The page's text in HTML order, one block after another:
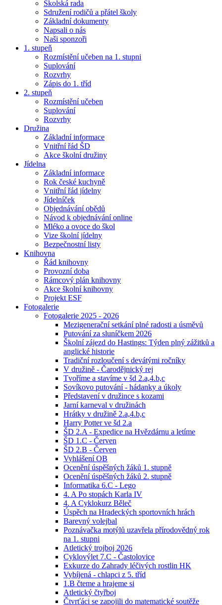
Školská rada
Sdružení rodičů a přátel školy
Základní dokumenty
Napsali o nás
Naši sponzoři
1. stupeň
Rozmístění učeben na 1. stupni
Suplování
Rozvrhy
Zápis do 1. tříd
2. stupeň
Rozmístění učeben
Suplování
Rozvrhy
Družina
Základní informace
Vnitřní řád ŠD
Akce školní družiny
Jídelna
Základní informace
Rok české kuchyně
Vnitřní řád jídelny
Jídelníček
Objednávání obědů
Návod k objednávání online
Mléko a ovoce do škol
Vize školní jídelny
Bezpečnostní listy
Knihovna
Řád knihovny
Provozní doba
Rámcový plán knihovny
Akce školní knihovny
Projekt ESF
Fotogalerie
Fotogalerie 2025 - 2026
Mezigenerační setkání plné radosti a úsměvů
Putování za sluníčkem 2026
Školní zájezd do Hastings: Týden plný zážitků a
anglické historie
Tradiční rozloučení s devátými ročníky
V družině - Čarodějnický rej
Tvoříme a stavíme v šd 2.a,4.b,c
Sovíkovo putování - hádanky a úkoly
Představení v družince s kozami
Jarní karneval v družinách
Hrátky v družině 2.a,4.b,c
Harry Potter ve šd 2.a
ŠD 2.A - Expedice na Hvězdárnu a letíme
ŠD 1.C - Červen
ŠD 2.B - Červen
Vyhlášení OB
Ocenění úspěšných žáků 1. stupně
Ocenění úspěšných žáků 2. stupně
Informatika 6.C - Lego
4. A Po stopách Karla IV
4. A Cyklokurz Běleč
Úspěch na Hradeckých sportovních hrách
Barevný volejbal
Poznávačka motýlů uzavřela přírodovědný rok
na 1. stupni
Atletický trojboj 2026
Cyklovýlet 7.C - Častolovice
Exkurze do Zahrady léčivých rostlin HK
Vybíjená - chlapci z 5. tříd
1.B čteme a hrajeme si
Atletický čtyřboj
Čtvrťáci se zapojili do matematické soutěže